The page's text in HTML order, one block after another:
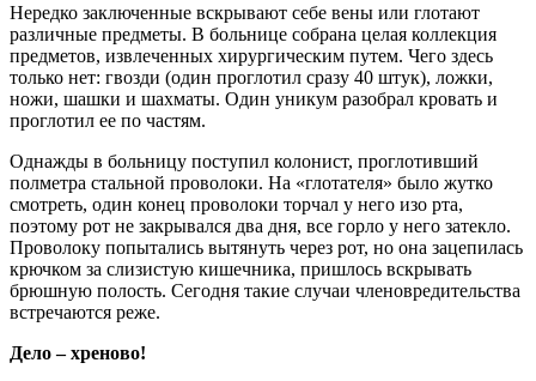
Нередко заключенные вскрывают себе вены или глотают
различные предметы. В больнице собрана целая коллекция
предметов, извлеченных хирургическим путем. Чего здесь
только нет: гвозди (один проглотил сразу 40 штук), ложки,
ножи, шашки и шахматы. Один уникум разобрал кровать и
проглотил ее по частям.
Однажды в больницу поступил колонист, проглотивший
полметра стальной проволоки. На «глотателя» было жутко
смотреть, один конец проволоки торчал у него изо рта,
поэтому рот не закрывался два дня, все горло у него затекло.
Проволоку попытались вытянуть через рот, но она зацепилась
крючком за слизистую кишечника, пришлось вскрывать
брюшную полость. Сегодня такие случаи членовредительства
встречаются реже.
Дело – хреново!